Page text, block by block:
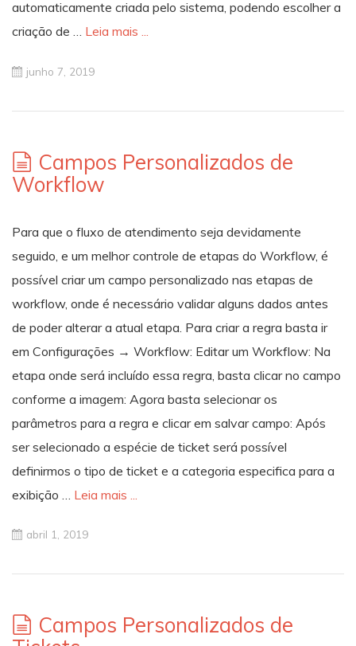
automaticamente criada pelo sistema, podendo escolher a
criação de … Leia mais ...
junho 7, 2019
Campos Personalizados de
Workflow
Para que o fluxo de atendimento seja devidamente
seguido, e um melhor controle de etapas do Workflow, é
possível criar um campo personalizado nas etapas de
workflow, onde é necessário validar alguns dados antes
de poder alterar a atual etapa. Para criar a regra basta ir
em Configurações → Workflow: Editar um Workflow: Na
etapa onde será incluído essa regra, basta clicar no campo
conforme a imagem: Agora basta selecionar os
parâmetros para a regra e clicar em salvar campo: Após
ser selecionado a espécie de ticket será possível
definirmos o tipo de ticket e a categoria especifica para a
exibição … Leia mais ...
abril 1, 2019
Campos Personalizados de